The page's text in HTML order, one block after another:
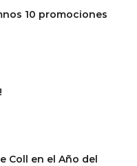
10 promociones
Coll en el Año del